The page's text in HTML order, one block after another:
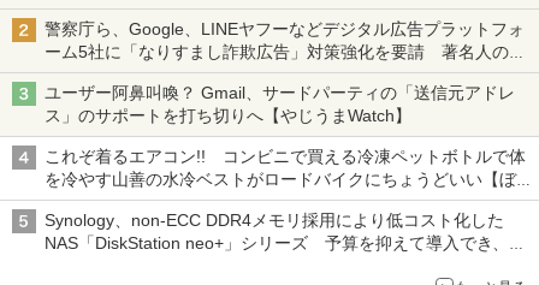
も、持ち替えずに書き込める
警察庁ら、Google、LINEヤフーなどデジタル広告プラットフォ
ーム5社に「なりすまし詐欺広告」対策強化を要請 著名人の写
真や映像を使った投資詐欺などへの対策として
ユーザー阿鼻叫喚？ Gmail、サードパーティの「送信元アドレ
ス」のサポートを打ち切りへ【やじうまWatch】
これぞ着るエアコン!! コンビニで買える冷凍ペットボトルで体
を冷やす山善の水冷ベストがロードバイクにちょうどいい【ぼっ
ち・ざ・ろーど！その14】【空いた時間でなにしてる？】
Synology、non-ECC DDR4メモリ採用により低コスト化した
NAS「DiskStation neo+」シリーズ 予算を抑えて導入でき、